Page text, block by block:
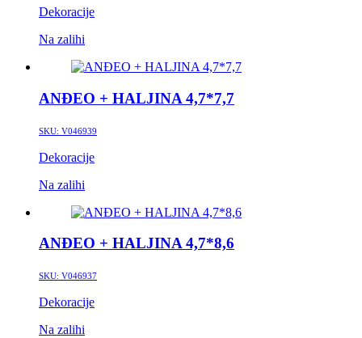
Dekoracije
Na zalihi
ANĐEO + HALJINA 4,7*7,7
SKU: V046939
Dekoracije
Na zalihi
ANĐEO + HALJINA 4,7*8,6
SKU: V046937
Dekoracije
Na zalihi